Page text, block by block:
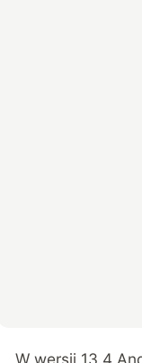
W wersji 13.4